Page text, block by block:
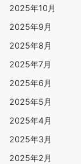
2025年10月
2025年9月
2025年8月
2025年7月
2025年6月
2025年5月
2025年4月
2025年3月
2025年2月